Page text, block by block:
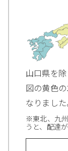
山口県を
図の黄色
なりました
※東北、九
うと、配達